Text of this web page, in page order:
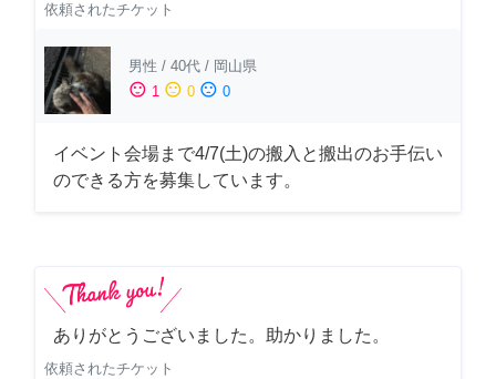
依頼されたチケット
男性 / 40代 / 岡山県
sentiment_satisfied 1 sentiment_neutral 0 sentiment_dissatisfied 0
イベント会場まで4/7(土)の搬入と搬出のお手伝い
のできる方を募集しています。
ありがとうございました。助かりました。
依頼されたチケット